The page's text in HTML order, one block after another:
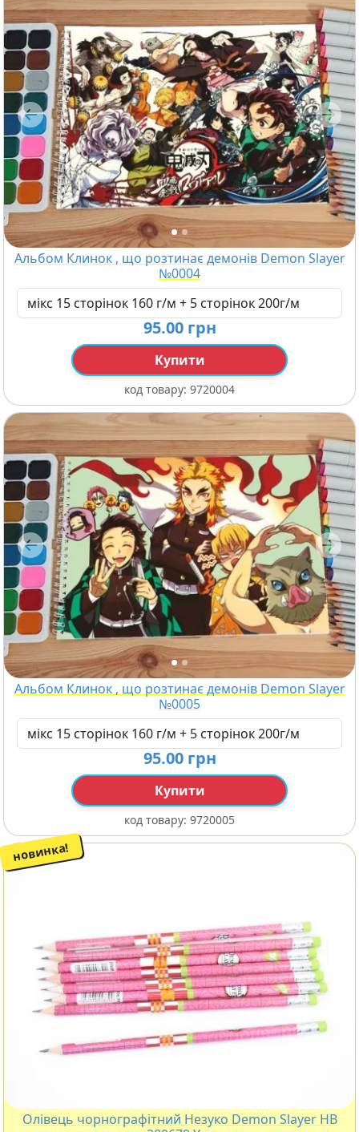
Previous Next
Альбом Клинок , що розтинає демонів Demon Slayer
№0004
95.00 грн
Купити
код товару: 9720004
Previous Next
Альбом Клинок , що розтинає демонів Demon Slayer
№0005
95.00 грн
Купити
код товару: 9720005
новинка!
Олівець чорнографітний Незуко Demon Slayer HB